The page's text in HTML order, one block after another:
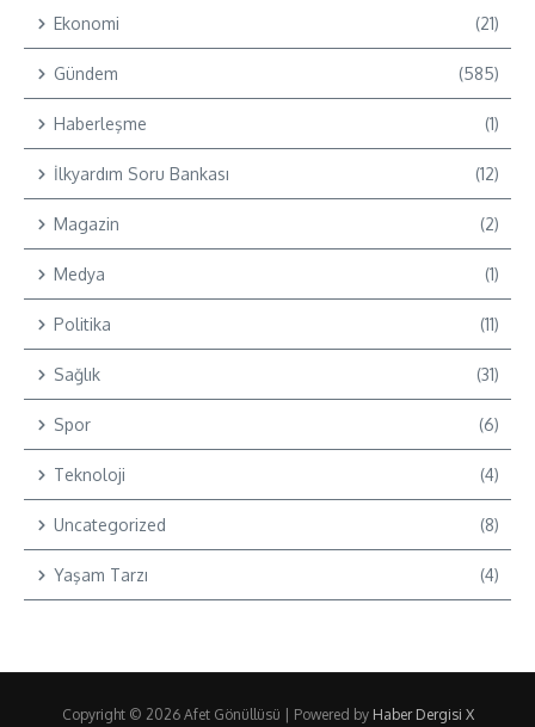
Ekonomi (21)
Gündem (585)
Haberleşme (1)
İlkyardım Soru Bankası (12)
Magazin (2)
Medya (1)
Politika (11)
Sağlık (31)
Spor (6)
Teknoloji (4)
Uncategorized (8)
Yaşam Tarzı (4)
Copyright © 2026 Afet Gönüllüsü | Powered by Haber Dergisi X